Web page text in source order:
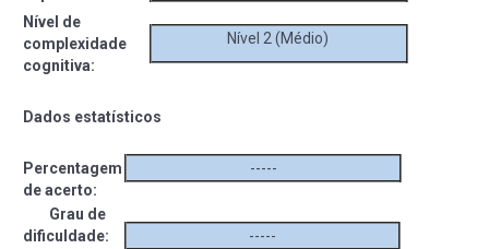
Nível de
complexidade
cognitiva:
Nível 2 (Médio)
Dados estatísticos
Percentagem
de acerto:
-----
Grau de
dificuldade:
-----